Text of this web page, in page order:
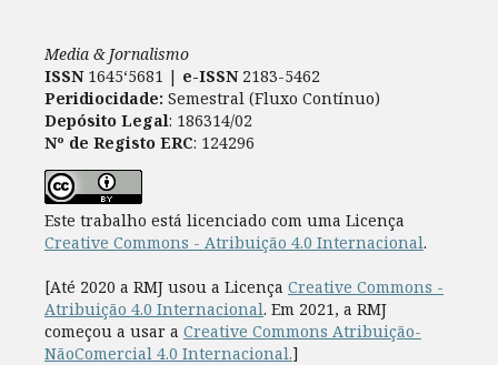
Media & Jornalismo
ISSN 1645‘5681 | e-ISSN2183-5462
Peridiocidade: Semestral (Fluxo Contínuo)
Depósito Legal: 186314/02
Nº de Registo ERC: 124296
Este trabalho está licenciado com uma Licença
Creative Commons - Atribuição 4.0 Internacional.
[Até 2020 a RMJ usou a Licença Creative Commons -
Atribuição 4.0 Internacional. Em 2021, a RMJ
começou a usar a Creative Commons Atribuição-
NãoComercial 4.0 Internacional.]